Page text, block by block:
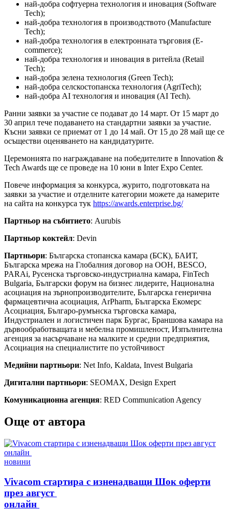
най-добра софтуерна технология и иновация (Software
Tech);
най-добра технология в производството (Manufacture
Tech);
най-добра технология в електронната търговия (E-
commerce);
най-добра технология и иновация в ритейла (Retail
Tech);
най-добра зелена технология (Green Tech);
най-добра селскостопанска технология (AgriTech);
най-добра AI технология и иновация (AI Tech).
Ранни заявки за участие се подават до 14 март. От 15 март до
30 април тече подаването на стандартни заявки за участие.
Късни заявки се приемат от 1 до 14 май. От 15 до 28 май ще се
осъществи оценяването на кандидатурите.
Церемонията по награждаване на победителите в Innovation &
Tech Awards ще се проведе на 10 юни в Inter Expo Center.
Повече информация за конкурса, журито, подготовката на
заявки за участие и отделните категории можете да намерите
на сайта на конкурса тук https://awards.enterprise.bg/
Партньор на събитието: Aurubis
Партньор коктейл: Devin
Партньори: Българска стопанска камара (БСК), БАИТ,
Българска мрежа на Глобалния договор на ООН, BESCO,
PARAi, Русенска търговско-индустриална камара, FinTech
Bulgaria, Български форум на бизнес лидерите, Национална
асоциация на зърнопроизводителите, Българска генерична
фармацевтична асоциация, ArPharm, Българска Екомерс
Асоциация, Българо-румънска търговска камара,
Индустриален и логистичен парк Бургас, Браншова камара на
дървообработващата и мебелна промишленост, Изпълнителна
агенция за насърчаване на малките и средни предприятия,
Асоциация на специалистите по устойчивост
Медийни партньори: Net Info, Kaldata, Invest Bulgaria
Дигитални партньори: SEOMAX, Design Expert
Комуникационна агенция: RED Communication Agency
Още от автора
Posted
новини
Vivacom стартира с изненадващи Шок оферти
през август
онлайн